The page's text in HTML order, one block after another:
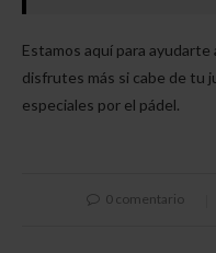
Estamos aquí para ayudarte
disfrutes más si cabe de tu
especiales por el pádel.
0 comentario